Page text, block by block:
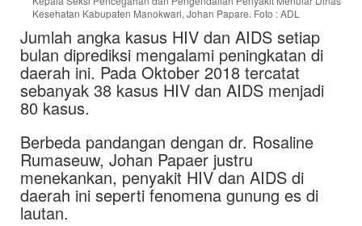
Kesehatan Kabupaten Manokwari, Johan Papare. Foto : ADL
Jumlah angka kasus HIV dan AIDS setiap
bulan diprediksi mengalami peningkatan di
daerah ini. Pada Oktober 2018 tercatat
sebanyak 38 kasus HIV dan AIDS menjadi
80 kasus.
Berbeda pandangan dengan dr. Rosaline
Rumaseuw, Johan Papaer justru
menekankan, penyakit HIV dan AIDS di
daerah ini seperti fenomena gunung es di
lautan.